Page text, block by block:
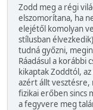
Zodd meg a régi
elszomorítana, ha
elejétől komolyan
stílusban
tudná győzni,
Ráadásul a korábbi
kikaptak Zoddtól,
azért állt
fizikai erőben sincs
a fegyvere meg